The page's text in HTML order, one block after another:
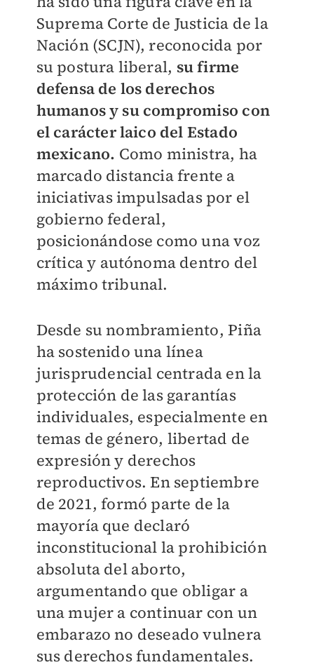
Suprema Corte de Justicia de la
Nación (SCJN), reconocida por
su postura liberal, su firme
defensa de los derechos
humanos y su compromiso con
el carácter laico del Estado
mexicano. Como ministra, ha
marcado distancia frente a
iniciativas impulsadas por el
gobierno federal,
posicionándose como una voz
crítica y autónoma dentro del
máximo tribunal.
Desde su nombramiento, Piña
ha sostenido una línea
jurisprudencial centrada en la
protección de las garantías
individuales, especialmente en
temas de género, libertad de
expresión y derechos
reproductivos. En septiembre
de 2021, formó parte de la
mayoría que declaró
inconstitucional la prohibición
absoluta del aborto,
argumentando que obligar a
una mujer a continuar con un
embarazo no deseado vulnera
sus derechos fundamentales.